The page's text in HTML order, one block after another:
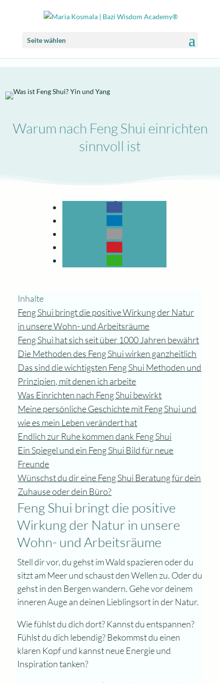
Seite wählen
Warum nach Feng Shui einrichten
sinnvoll ist
Inhalte
Feng Shui bringt die positive Wirkung der Natur
in unsere Wohn- und Arbeitsräume
Feng Shui hat sich seit über 1000 Jahren bewährt
Die Methoden des Feng Shui wirken ganzheitlich
Das sind die wichtigsten Feng Shui Methoden und
Prinzipien, mit denen ich arbeite
Was Einrichten nach Feng Shui bewirkt
Meine persönliche Geschichte mit Feng Shui und
wie es mein Leben verändert hat
Endlich zur Ruhe kommen dank Feng Shui
Ein Spiegel und ein Feng Shui Bild für neue
Freunde
Wünschst du dir eine Feng Shui Beratung für dein
Zuhause oder dein Büro?
Feng Shui bringt die positive
Wirkung der Natur in unsere
Wohn- und Arbeitsräume
Stell dir vor, du gehst im Wald spazieren oder du
sitzt am Meer und schaust den Wellen zu. Oder du
gehst in den Bergen wandern. Gehe vor deinem
inneren Auge an deinen Lieblingsort in der Natur.
Wie fühlst du dich dort? Kannst du entspannen?
Fühlst du dich lebendig? Bekommst du einen
klaren Kopf und kannst neue Energie und
Inspiration tanken?